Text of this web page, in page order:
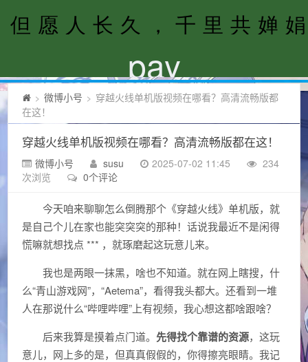
> 微博小号 > 穿越火线单机版视频在哪看？高清流畅版都
在这！
穿越火线单机版视频在哪看？高清流畅版都在这！
微博小号 susu 2025-07-02 11:45
234
次浏览
0个评论
今天咱来聊聊怎么倒腾那个《穿越火线》单机版，就
是自己个儿在家也能突突突的那种！话说我最近不是闲得
慌嘛就想找点 *** ，就琢磨起这玩意儿来。
我也是两眼一抹黑，啥也不知道。就在网上瞎搜，什
么“青山游戏网”，“Aetema”，看得我头都大。还看到一堆
人在那说什么“哔哩哔哩”上有视频，我心想这都啥跟啥？
后来我算是摸着点门道。 先得找个靠谱的资源，这玩
意儿，网上多的是，但真真假假的，你得擦亮眼睛。我记